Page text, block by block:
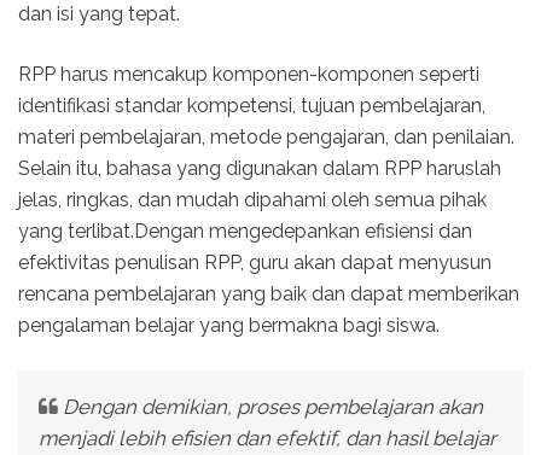
dan isi yang tepat.
RPP harus mencakup komponen-komponen seperti
identifikasi standar kompetensi, tujuan pembelajaran,
materi pembelajaran, metode pengajaran, dan penilaian.
Selain itu, bahasa yang digunakan dalam RPP haruslah
jelas, ringkas, dan mudah dipahami oleh semua pihak
yang terlibat.Dengan mengedepankan efisiensi dan
efektivitas penulisan RPP, guru akan dapat menyusun
rencana pembelajaran yang baik dan dapat memberikan
pengalaman belajar yang bermakna bagi siswa.
Dengan demikian, proses pembelajaran akan
menjadi lebih efisien dan efektif, dan hasil belajar